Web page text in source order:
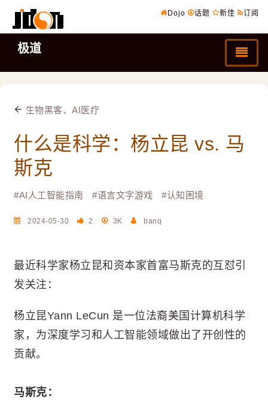
Dojo 话题 新佳 订阅
极道
生物黑客、AI医疗
什么是科学：杨立昆 vs. 马
斯克
#AI人工智能指南 #语言文字游戏 #认知困境
2024-05-30 2 3K banq
最近科学家杨立昆和资本家首富马斯克的互怼引
发关注：
杨立昆Yann LeCun 是一位法裔美国计算机科学
家，为深度学习和人工智能领域做出了开创性的
贡献。
马斯克：